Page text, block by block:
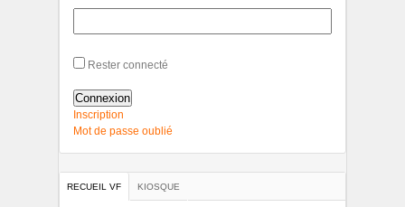
Rester connecté
Connexion
Inscription
Mot de passe oublié
RECUEIL VF KIOSQUE